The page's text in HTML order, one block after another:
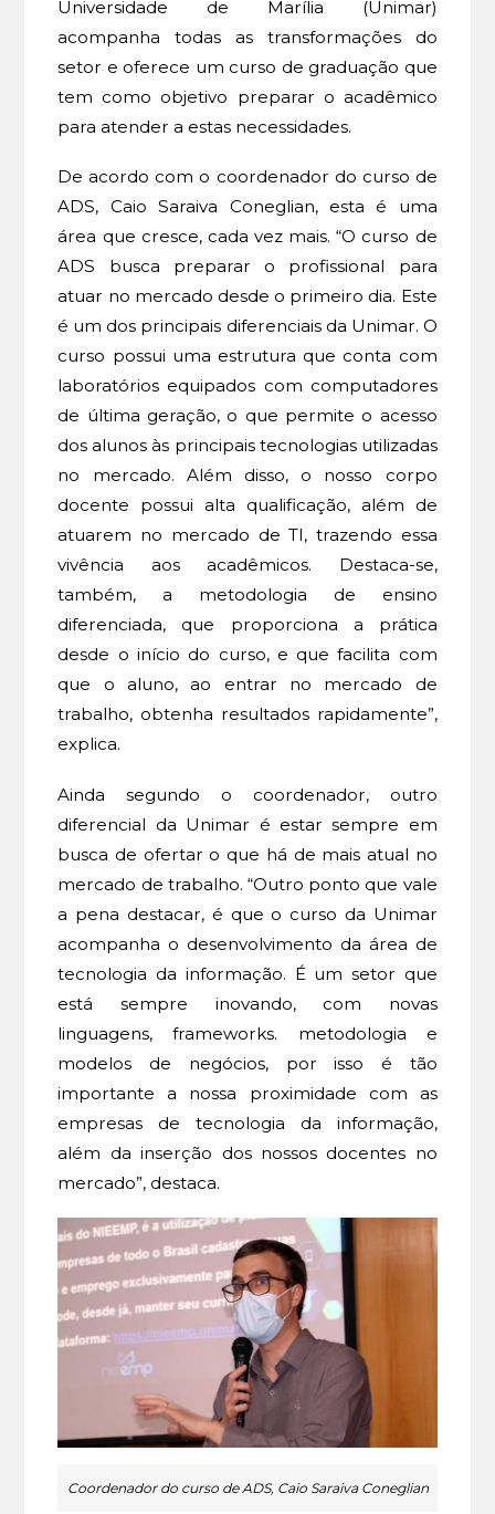
Universidade de Marília (Unimar)
acompanha todas as transformações do
setor e oferece um curso de graduação que
tem como objetivo preparar o acadêmico
para atender a estas necessidades.
De acordo com o coordenador do curso de
ADS, Caio Saraiva Coneglian, esta é uma
área que cresce, cada vez mais. “O curso de
ADS busca preparar o profissional para
atuar no mercado desde o primeiro dia. Este
é um dos principais diferenciais da Unimar. O
curso possui uma estrutura que conta com
laboratórios equipados com computadores
de última geração, o que permite o acesso
dos alunos às principais tecnologias utilizadas
no mercado. Além disso, o nosso corpo
docente possui alta qualificação, além de
atuarem no mercado de TI, trazendo essa
vivência aos acadêmicos. Destaca-se,
também, a metodologia de ensino
diferenciada, que proporciona a prática
desde o início do curso, e que facilita com
que o aluno, ao entrar no mercado de
trabalho, obtenha resultados rapidamente”,
explica.
Ainda segundo o coordenador, outro
diferencial da Unimar é estar sempre em
busca de ofertar o que há de mais atual no
mercado de trabalho. “Outro ponto que vale
a pena destacar, é que o curso da Unimar
acompanha o desenvolvimento da área de
tecnologia da informação. É um setor que
está sempre inovando, com novas
linguagens, frameworks. metodologia e
modelos de negócios, por isso é tão
importante a nossa proximidade com as
empresas de tecnologia da informação,
além da inserção dos nossos docentes no
mercado”, destaca.
Coordenador do curso de ADS, Caio Saraiva Coneglian